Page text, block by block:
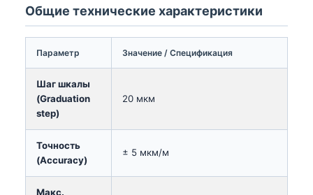
Общие технические характеристики
Параметр Значение / Спецификация
Шаг шкалы
(Graduation
step)
20 мкм
Точность
(Accuracy)
± 5 мкм/м
Макс.